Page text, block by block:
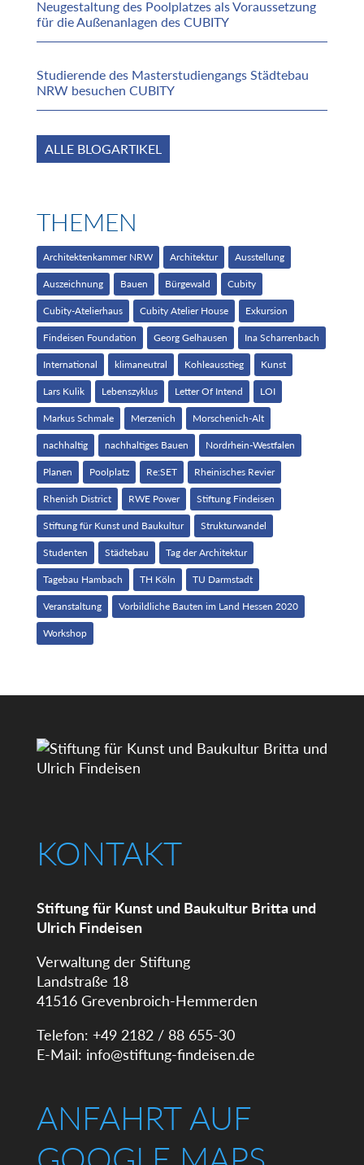
Neugestaltung des Poolplatzes als Voraussetzung
für die Außenanlagen des CUBITY
Studierende des Masterstudiengangs Städtebau
NRW besuchen CUBITY
ALLE BLOGARTIKEL
THEMEN
Architektenkammer NRW Architektur Ausstellung
Auszeichnung Bauen Bürgewald Cubity
Cubity-Atelierhaus Cubity Atelier House Exkursion
Findeisen Foundation Georg Gelhausen Ina Scharrenbach
International klimaneutral Kohleausstieg Kunst
Lars Kulik Lebenszyklus Letter Of Intend LOI
Markus Schmale Merzenich Morschenich-Alt
nachhaltig nachhaltiges Bauen Nordrhein-Westfalen
Planen Poolplatz Re:SET Rheinisches Revier
Rhenish District RWE Power Stiftung Findeisen
Stiftung für Kunst und Baukultur Strukturwandel
Studenten Städtebau Tag der Architektur
Tagebau Hambach TH Köln TU Darmstadt
Veranstaltung Vorbildliche Bauten im Land Hessen 2020
Workshop
KONTAKT
Stiftung für Kunst und Baukultur Britta und
Ulrich Findeisen
Verwaltung der Stiftung
Landstraße 18
41516 Grevenbroich-Hemmerden
Telefon: +49 2182 / 88 655-30
E-Mail: info@stiftung-findeisen.de
ANFAHRT AUF